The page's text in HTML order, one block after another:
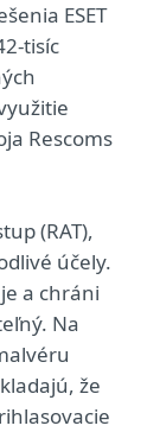
ESET
tisíc
Rescoms
(RAT),
účely.
a chráni
Na
že